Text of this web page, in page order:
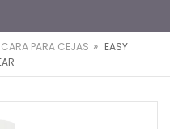
PARA CEJAS » EASY